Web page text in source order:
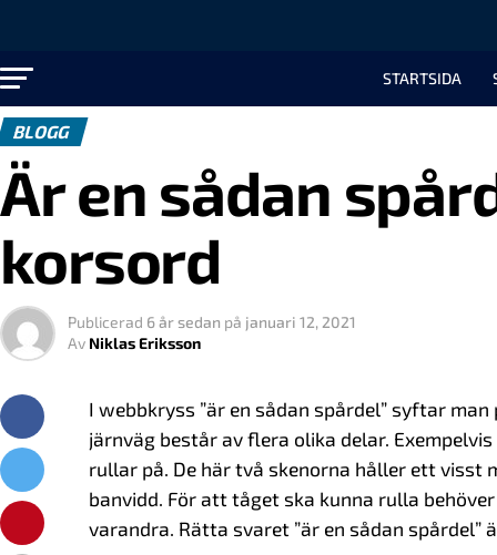
STARTSIDA
BLOGG
Är en sådan
korsord
Publicerad 6 år sedan på januari 12, 2021
Av Niklas Eriksson
I webbkryss ”är en sådan spårdel” syftar
järnväg består av flera olika delar.
rullar på. De här två skenorna håller ett visst
banvidd. För att tåget ska kunna rulla
varandra. Rätta svaret ”är en sådan spårdel”